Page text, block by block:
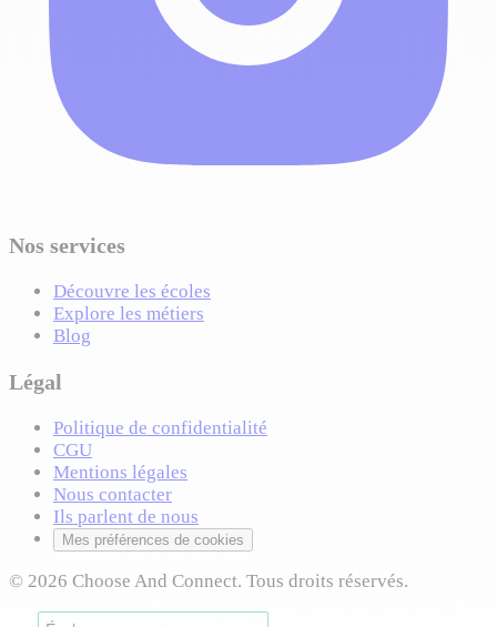
Nos services
Découvre les écoles
Explore les métiers
Blog
Légal
Politique de confidentialité
CGU
Mentions légales
Nous contacter
Ils parlent de nous
Mes préférences de cookies
© 2026 Choose And Connect. Tous droits réservés.